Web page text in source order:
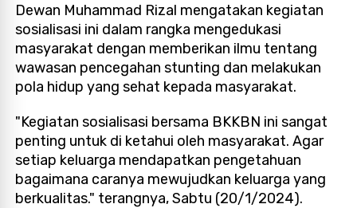
Dewan Muhammad Rizal mengatakan kegiatan
sosialisasi ini dalam rangka mengedukasi
masyarakat dengan memberikan ilmu tentang
wawasan pencegahan stunting dan melakukan
pola hidup yang sehat kepada masyarakat.
"Kegiatan sosialisasi bersama BKKBN ini sangat
penting untuk di ketahui oleh masyarakat. Agar
setiap keluarga mendapatkan pengetahuan
bagaimana caranya mewujudkan keluarga yang
berkualitas." terangnya, Sabtu (20/1/2024).